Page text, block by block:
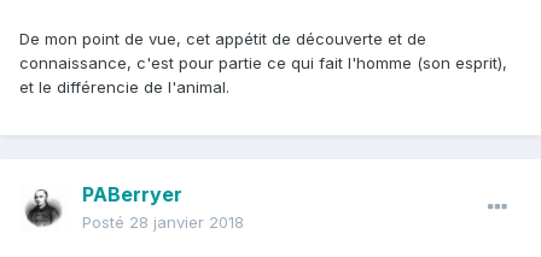
De mon point de vue, cet appétit de découverte et de
connaissance, c'est pour partie ce qui fait l'homme (son esprit),
et le différencie de l'animal.
PABerryer
Posté 28 janvier 2018